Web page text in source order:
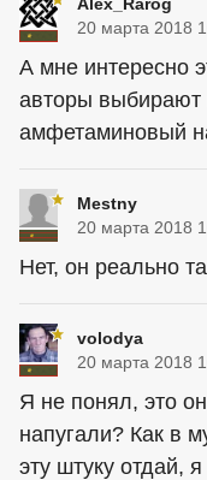
20 марта 2018
А мне интересно
авторы выбирают
амфетаминовый
Mestny
20 марта 2018
Нет, он реально
volodya
20 марта 2018
Я не понял, это
напугали? Как в
эту штуку отдай,